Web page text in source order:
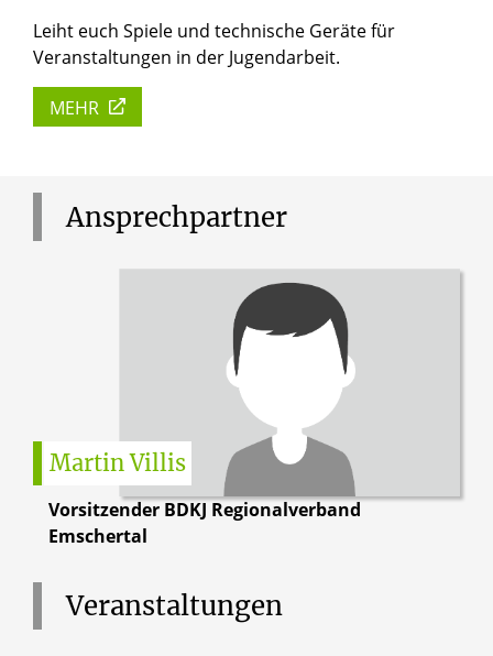
Leiht euch Spiele und technische Geräte für
Veranstaltungen in der Jugendarbeit.
MEHR
Ansprechpartner
Martin Villis
Vorsitzender BDKJ Regionalverband
Emschertal
Veranstaltungen